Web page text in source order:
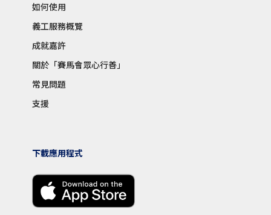
如何使用
義工服務概覽
成就嘉許
關於「賽馬會眾心行善」
常見問題
支援
下載應用程式